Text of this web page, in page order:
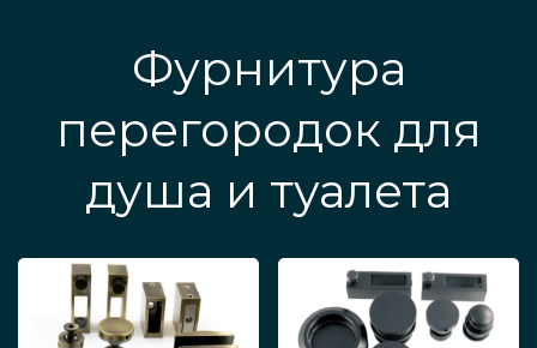
Фурнитура
перегородок для
душа и туалета